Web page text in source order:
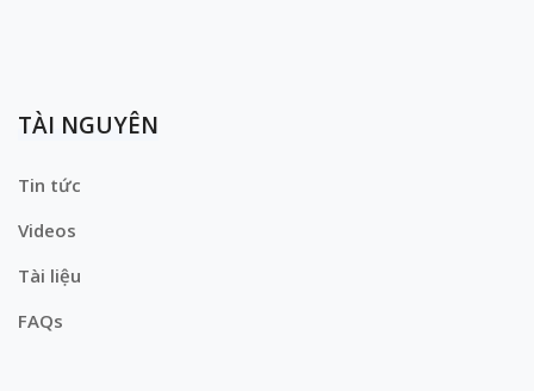
TÀI NGUYÊN
Tin tức
Videos
Tài liệu
FAQs